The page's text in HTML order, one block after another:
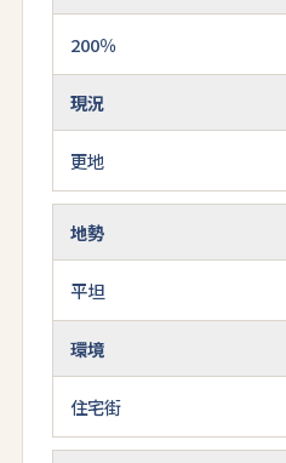
200％
現況
更地
地勢
平坦
環境
住宅街